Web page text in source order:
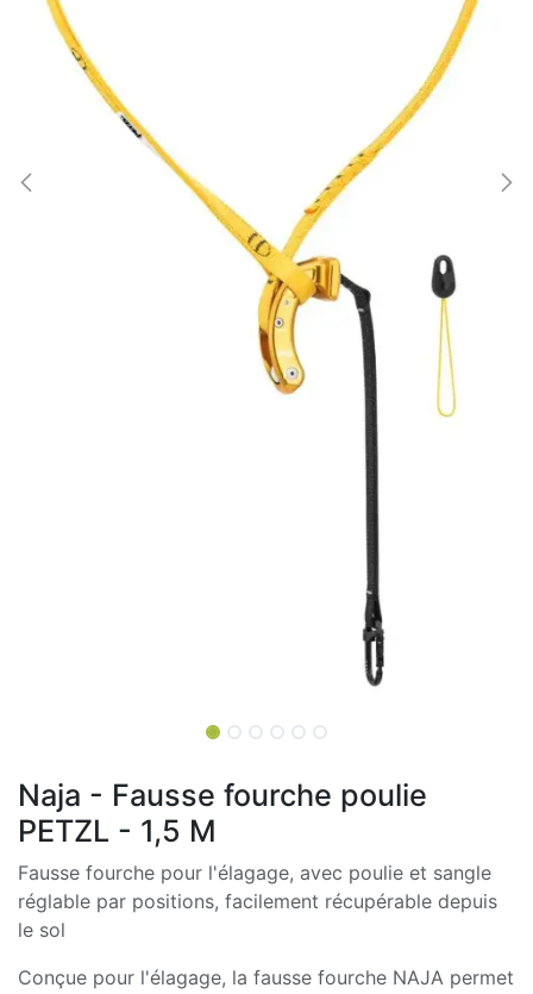
Naja - Fausse fourche poulie
PETZL - 1,5 M
Fausse fourche pour l'élagage, avec poulie et sangle
réglable par positions, facilement récupérable depuis
le sol
Conçue pour l'élagage, la fausse fourche NAJA permet